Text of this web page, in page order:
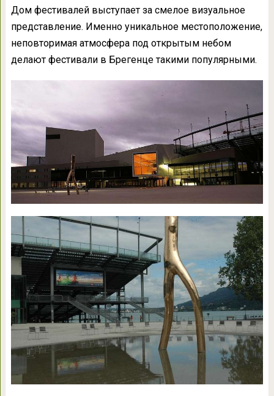
Дом фестивалей выступает за смелое визуальное
представление. Именно уникальное местоположение,
неповторимая атмосфера под открытым небом
делают фестивали в Брегенце такими популярными.